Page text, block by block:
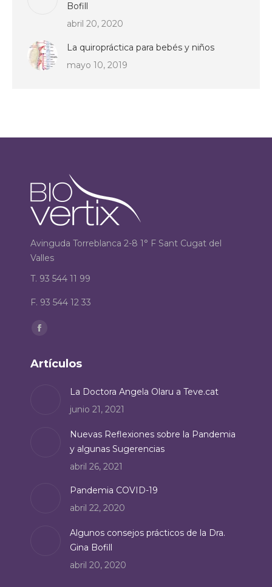
Bofill
abril 20, 2020
La quiropráctica para bebés y niños
mayo 10, 2019
Avinguda Torreblanca 2-8 1° F Sant Cugat del
Valles
T. 93 544 11 99
F. 93 544 12 33
Encuéntranos en:
opens
window
Artículos
La Doctora Angela Olaru a Teve.cat
junio 21, 2021
Nuevas Reflexiones sobre la Pandemia
y algunas Sugerencias
abril 26, 2021
Pandemia COVID-19
abril 22, 2020
Algunos consejos prácticos de la Dra.
Gina Bofill
abril 20, 2020